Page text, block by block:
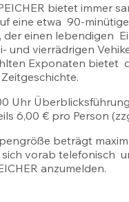
bietet immer
eine etwa 90-
der einen lebendigen
und vierrädrigen
Exponaten bietet
Uhr
6,00 € pro Person
beträgt
vorab telefonisch
anzumelden.